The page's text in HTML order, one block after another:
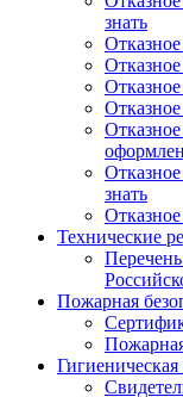
знать
знать
Технические
Пожарная